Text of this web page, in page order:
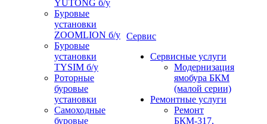
YUTONG б/у
Буровые
установки
ZOOMLION б/у
Буровые
установки
TYSIM б/у
Роторные
буровые
установки
Самоходные
буровые
Сервис
Сервисные услуги
Модернизация
ямобура БКМ
(малой серии)
Ремонтные услуги
Ремонт
БКМ-317,